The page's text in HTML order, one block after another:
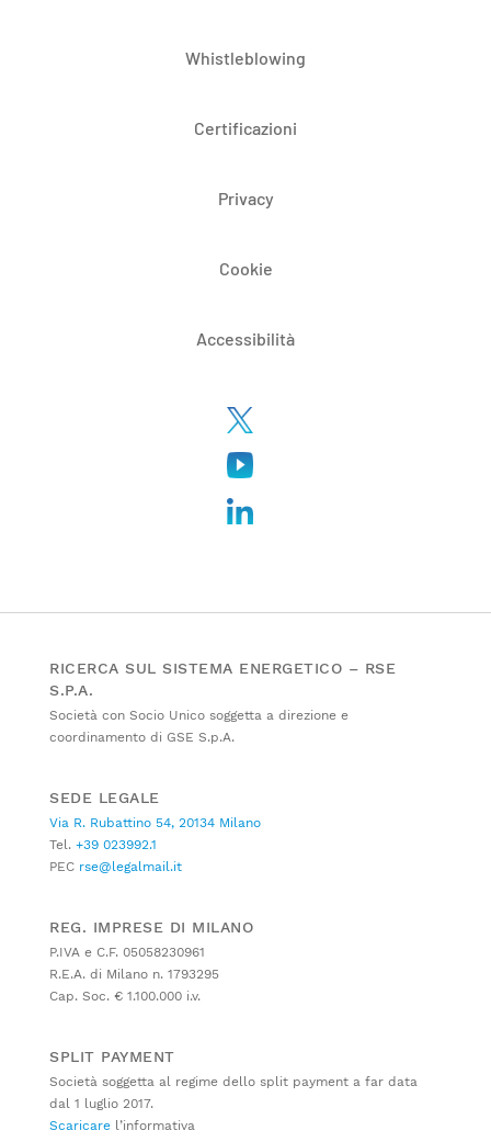
Whistleblowing
Certificazioni
Privacy
Cookie
Accessibilità
RICERCA SUL SISTEMA ENERGETICO – RSE
S.P.A.
Società con Socio Unico soggetta a direzione e
coordinamento di GSE S.p.A.
SEDE LEGALE
Via R. Rubattino 54, 20134 Milano
Tel. +39 023992.1
PEC rse@legalmail.it
REG. IMPRESE DI MILANO
P.IVA e C.F. 05058230961
R.E.A. di Milano n. 1793295
Cap. Soc. € 1.100.000 i.v.
SPLIT PAYMENT
Società soggetta al regime dello split payment a far data
dal 1 luglio 2017.
Scaricare l’informativa